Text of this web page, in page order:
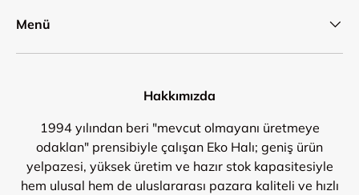
Menü
Hakkımızda
1994 yılından beri "mevcut olmayanı üretmeye
odaklan" prensibiyle çalışan Eko Halı; geniş ürün
yelpazesi, yüksek üretim ve hazır stok kapasitesiyle
hem ulusal hem de uluslararası pazara kaliteli ve hızlı